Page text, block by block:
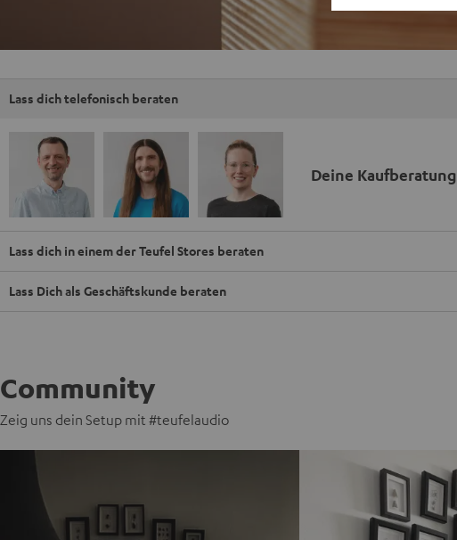
Lass dich telefonisch beraten
Deine Kaufberatung
Lass dich in einem der Teufel Stores beraten
Lass Dich als Geschäftskunde beraten
Community
Zeig uns dein Setup mit #teufelaudio